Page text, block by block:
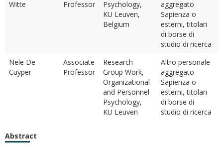
Witte
Professor
Psychology,
KU Leuven,
Belgium
aggregato
Sapienza o
esterni, titolari
di borse di
studio di ricerca
Nele De
Cuyper
Associate
Professor
Research
Group Work,
Organizational
and Personnel
Psychology,
KU Leuven
Altro personale
aggregato
Sapienza o
esterni, titolari
di borse di
studio di ricerca
Abstract